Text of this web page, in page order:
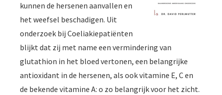
kunnen de hersenen aanvallen en
het weefsel beschadigen. Uit
onderzoek bij Coeliakiepatiënten
blijkt dat zij met name een vermindering van
glutathion in het bloed vertonen, een belangrijke
antioxidant in de hersenen, als ook vitamine E, C en
de bekende vitamine A: o zo belangrijk voor het zicht.